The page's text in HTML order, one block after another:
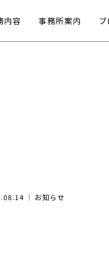
内容 事務所案内
内容 事務所案内
お知らせ